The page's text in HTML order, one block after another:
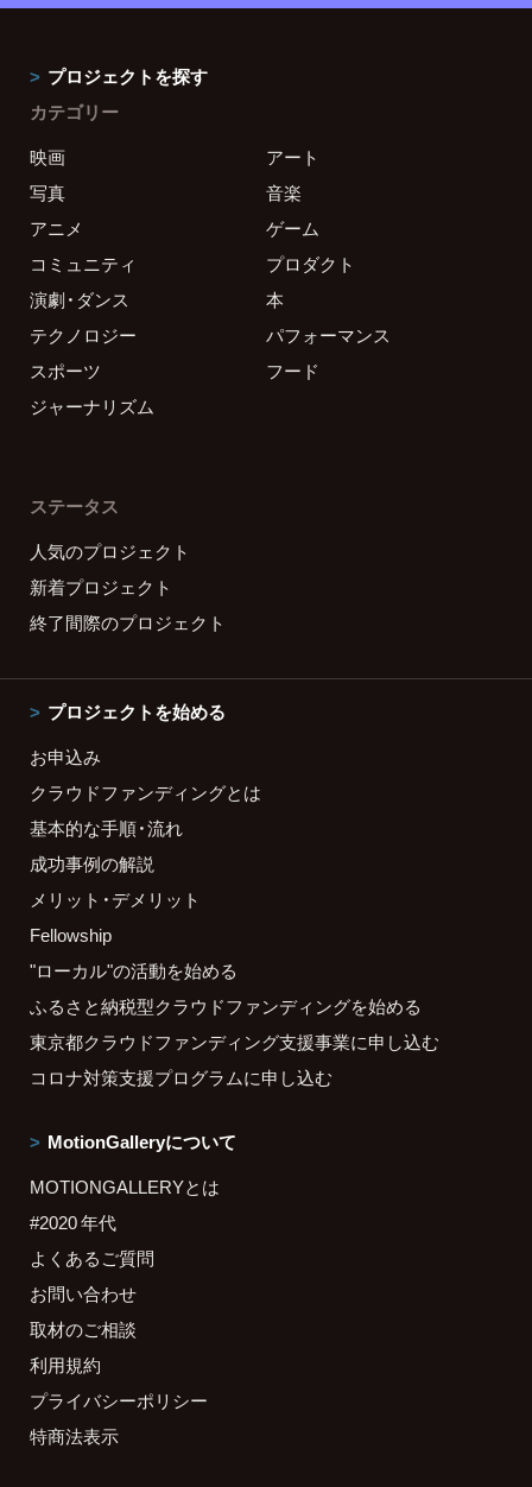
プロジェクトを探す
カテゴリー
映画
アート
写真
音楽
アニメ
ゲーム
コミュニティ
プロダクト
演劇・ダンス
本
テクノロジー
パフォーマンス
スポーツ
フード
ジャーナリズム
ステータス
人気のプロジェクト
新着プロジェクト
終了間際のプロジェクト
プロジェクトを始める
お申込み
クラウドファンディングとは
基本的な手順・流れ
成功事例の解説
メリット・デメリット
Fellowship
"ローカル"の活動を始める
ふるさと納税型クラウドファンディングを始める
東京都クラウドファンディング支援事業に申し込む
コロナ対策支援プログラムに申し込む
MotionGalleryについて
MOTIONGALLERYとは
#2020 年代
よくあるご質問
お問い合わせ
取材のご相談
利用規約
プライバシーポリシー
特商法表示